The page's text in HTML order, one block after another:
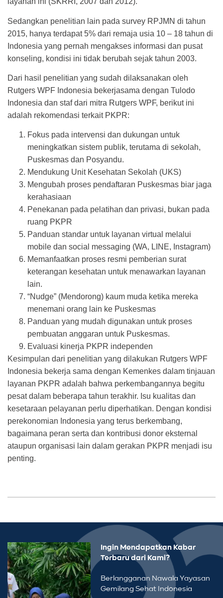
Sedangkan penelitian lain pada survey RPJMN di tahun
2015, hanya terdapat 5% dari remaja usia 10 – 18 tahun di
Indonesia yang pernah mengakses informasi dan pusat
konseling, kondisi ini tidak berubah sejak tahun 2003.
Dari hasil penelitian yang sudah dilaksanakan oleh
Rutgers WPF Indonesia bekerjasama dengan Tulodo
Indonesia dan staf dari mitra Rutgers WPF, berikut ini
adalah rekomendasi terkait PKPR:
Fokus pada intervensi dan dukungan untuk
meningkatkan sistem publik, terutama di sekolah,
Puskesmas dan Posyandu.
Mendukung Unit Kesehatan Sekolah (UKS)
Mengubah proses pendaftaran Puskesmas biar jaga
kerahasiaan
Penekanan pada pelatihan dan privasi, bukan pada
ruang PKPR
Panduan standar untuk layanan virtual melalui
mobile dan social messaging (WA, LINE, Instagram)
Memanfaatkan proses resmi pemberian surat
keterangan kesehatan untuk menawarkan layanan
lain.
“Nudge” (Mendorong) kaum muda ketika mereka
menemani orang lain ke Puskesmas
Panduan yang mudah digunakan untuk proses
pembuatan anggaran untuk Puskesmas.
Evaluasi kinerja PKPR independen
Kesimpulan dari penelitian yang dilakukan Rutgers WPF
Indonesia bekerja sama dengan Kemenkes dalam tinjauan
layanan PKPR adalah bahwa perkembangannya begitu
pesat dalam beberapa tahun terakhir. Isu kualitas dan
kesetaraan pelayanan perlu diperhatikan. Dengan kondisi
perekonomian Indonesia yang terus berkembang,
bagaimana peran serta dan kontribusi donor eksternal
ataupun organisasi lain dalam gerakan PKPR menjadi isu
penting.
Ingin Mendapatkan Kabar
Terbaru dari Kami?
Berlangganan Nawala Yayasan
Gemilang Sehat Indonesia